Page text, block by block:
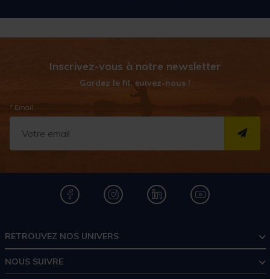
Inscrivez-vous à notre newsletter
Gardez le fil, suivez-nous !
* Email
RETROUVEZ NOS UNIVERS
NOUS SUIVRE